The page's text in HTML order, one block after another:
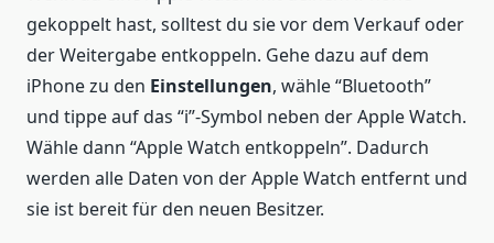
gekoppelt hast, solltest du sie vor dem Verkauf oder
der Weitergabe entkoppeln. Gehe dazu auf dem
iPhone zu den Einstellungen, wähle “Bluetooth”
und tippe auf das “i”-Symbol neben der Apple Watch.
Wähle dann “Apple Watch entkoppeln”. Dadurch
werden alle Daten von der Apple Watch entfernt und
sie ist bereit für den neuen Besitzer.